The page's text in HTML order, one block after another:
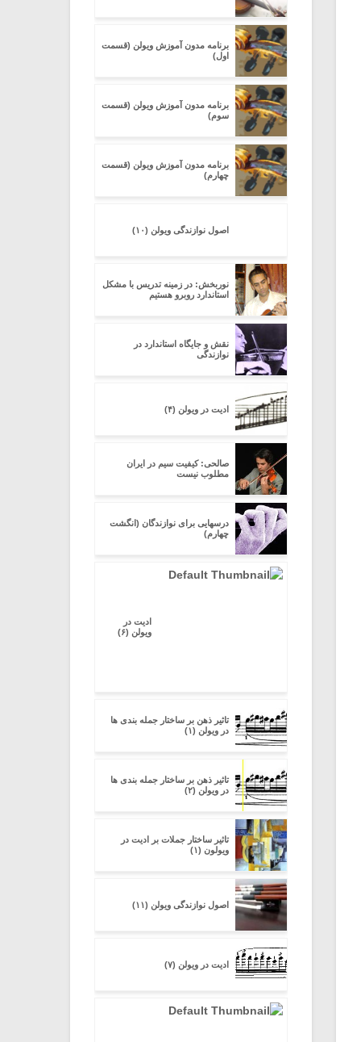
برنامه مدون آموزش ویولن (قسمت
اول)
برنامه مدون آموزش ویولن (قسمت
سوم)
برنامه مدون آموزش ویولن (قسمت
چهارم)
اصول نوازندگی ویولن (۱۰)
نوربخش: در زمینه تدریس با مشکل
استاندارد روبرو هستیم
نقش و جایگاه استاندارد در
نوازندگی
ادیت در ویولن (۴)
صالحی: کیفیت سیم در ایران
مطلوب نیست
درسهایی برای نوازندگان (انگشت
چهارم)
ادیت در
ویولن (۶)
تاثیر ذهن بر ساختار جمله بندی ها
در ویولن (۱)
تاثیر ذهن بر ساختار جمله بندی ها
در ویولن (۲)
تاثیر ساختار جملات بر ادیت در
ویولون (۱)
اصول نوازندگی ویولن (۱۱)
ادیت در ویولن (۷)